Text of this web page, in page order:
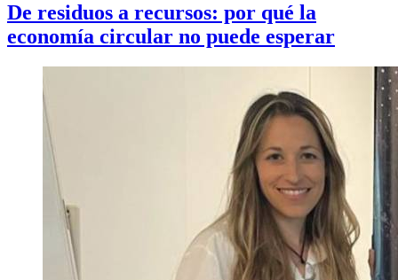
De residuos a recursos: por qué la
economía circular no puede esperar